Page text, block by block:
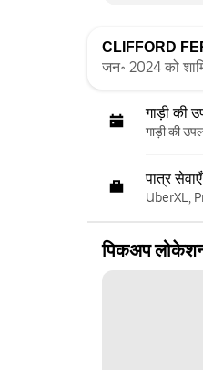
CLIFFORD
जन॰ 2024 को
गाड़ी की
गाड़ी की
पात्र सेवाएँ
UberXL,
पिकअप